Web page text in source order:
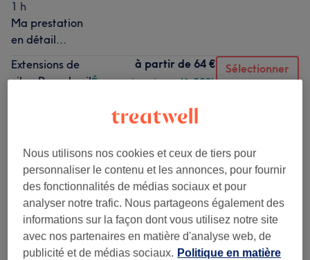
1 h
Ma prestation
en détail...
Extensions de
cils « Pose de cil
en détail...
à partir de 64 €
Économisez jusqu'à 20%
Sélectionner
Beauté des pieds
30 min - 1 hMa prestation en détail...
à partir de 33 €
Ce n'est pas ce que vous recherchiez ?
Recherchez dans notre liste de prestations
Nous utilisons nos cookies et ceux de tiers pour
personnaliser le contenu et les annonces, pour fournir
des fonctionnalités de médias sociaux et pour
analyser notre trafic. Nous partageons également des
informations sur la façon dont vous utilisez notre site
avec nos partenaires en matière d'analyse web, de
publicité et de médias sociaux. Politique en matière